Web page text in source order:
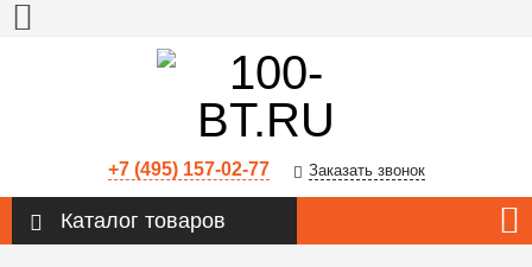
+7 (495) 157-02-77 Заказать звонок
Каталог товаров